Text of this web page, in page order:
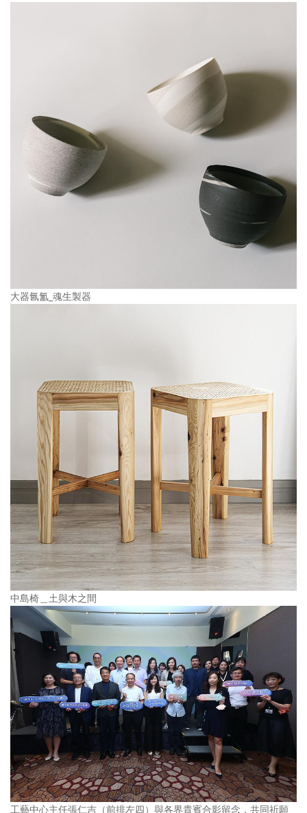
大器氤氳_魂生製器
中島椅＿土與木之間
工藝中心主任張仁吉（前排左四）與各界貴賓合影留念，共同祈願